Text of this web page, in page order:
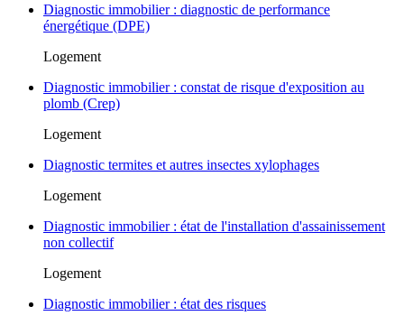
Diagnostic immobilier : diagnostic de performance
énergétique (DPE)
Logement
Diagnostic immobilier : constat de risque d'exposition au
plomb (Crep)
Logement
Diagnostic termites et autres insectes xylophages
Logement
Diagnostic immobilier : état de l'installation d'assainissement
non collectif
Logement
Diagnostic immobilier : état des risques